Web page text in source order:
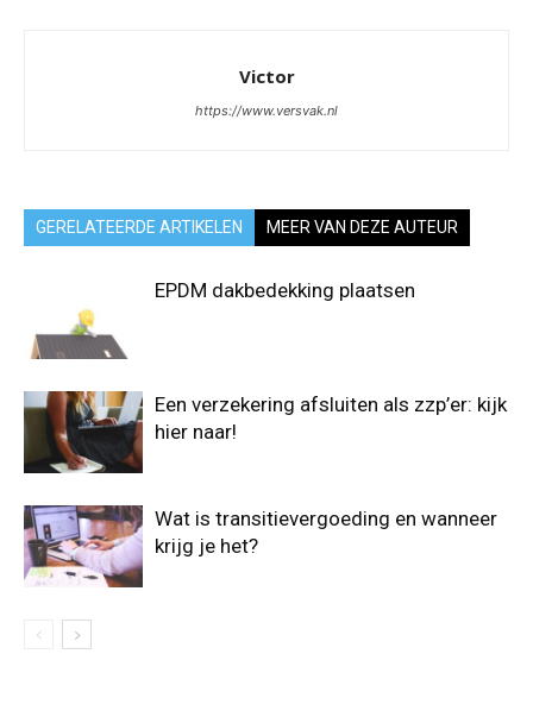
Victor
https://www.versvak.nl
GERELATEERDE ARTIKELEN MEER VAN DEZE AUTEUR
EPDM dakbedekking plaatsen
Een verzekering afsluiten als zzp’er: kijk
hier naar!
Wat is transitievergoeding en wanneer
krijg je het?